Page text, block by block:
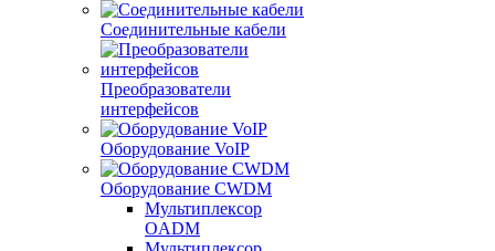
Соединительные кабели
Преобразователи
интерфейсов
Оборудование VoIP
Оборудование CWDM
Мультиплекcор
OADM